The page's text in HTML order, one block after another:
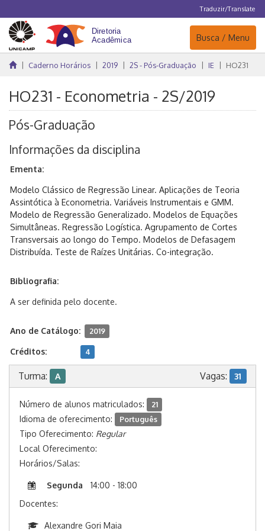
Traduzir/Translate
Navegação
Busca / Menu
Caderno Horários 2019 2S - Pós-Graduação IE HO231
HO231 - Econometria - 2S/2019
Pós-Graduação
Informações da disciplina
Ementa:
Modelo Clássico de Regressão Linear. Aplicações de Teoria
Assintótica à Econometria. Variáveis Instrumentais e GMM.
Modelo de Regressão Generalizado. Modelos de Equações
Simultâneas. Regressão Logística. Agrupamento de Cortes
Transversais ao longo do Tempo. Modelos de Defasagem
Distribuída. Teste de Raízes Unitárias. Co-integração.
Bibliografia:
A ser definida pelo docente.
Ano de Catálogo: 2019
Créditos: 4
Turma: A Vagas: 31
Número de alunos matriculados: 21
Idioma de oferecimento: Português
Tipo Oferecimento: Regular
Local Oferecimento:
Horários/Salas:
Segunda
14:00 - 18:00
Docentes:
Alexandre Gori Maia